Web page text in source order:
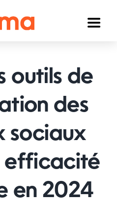
Toggle
outils de
des
sociaux
efficacité
en 2024